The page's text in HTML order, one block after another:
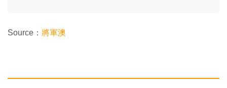
Source： 將軍澳